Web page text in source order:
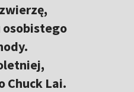
osobistego
Chuck Lai.